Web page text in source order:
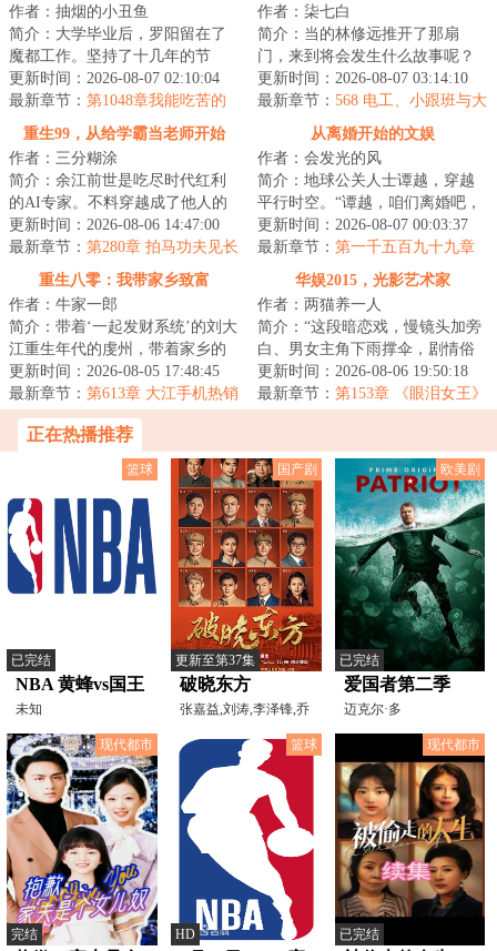
作者：抽烟的小丑鱼
简介：大学毕业后，罗阳留在了
魔都工作。坚持了十几年的节
奏，用大肚腩和掉头发的代价换
来了月薪两三万的...
更新时间：2026-08-07 02:10:04
最新章节： 第1048章我能吃苦的
作者：柒七白
简介：当的林修远推开了那扇
门，来到将会发生什么故事呢？
那么……过去的Jessica将会未来的
郑秀妍开始对...
更新时间：2026-08-07 03:14:10
最新章节： 568 电工、小跟班与大
柚子（求订阅求月票）
重生99，从给学霸当老师开始
作者：三分糊涂
简介：余江前世是吃尽时代红利
的AI专家。不料穿越成了他人的
接盘侠。全家打工，独自留守，
中专在读。他满...
更新时间：2026-08-06 14:47:00
最新章节： 第280章 拍马功夫见长
从离婚开始的文娱
作者：会发光的风
简介：地球公关人士谭越，穿越
平行时空。“谭越，咱们离婚吧，
我意已决，不用再求我了。”“那好
吧。”谭...
更新时间：2026-08-07 00:03:37
最新章节： 第一千五百九十九章
重生八零：我带家乡致富
作者：牛家一郎
简介：带着‘一起发财系统’的刘大
江重生年代的虔州，带着家乡的
老表们从种银耳、养猪开始到慢
慢的造家电...
更新时间：2026-08-05 17:48:45
最新章节： 第613章 大江手机热销
华娱2015，光影艺术家
作者：两猫养一人
简介：“这段暗恋戏，慢镜头加旁
白、男女主角下雨撑伞，剧情俗
套，节奏也稀烂。虽然是流量偶
像片剧，手艺...
更新时间：2026-08-06 19:50:18
最新章节： 第153章 《眼泪女王》
正在热播推荐
篮球
已完结
NBA 黄蜂vs国王
20250225
未知
国产剧
更新至第37集
破晓东方
张嘉益,刘涛,李泽锋,乔
振宇,冯绍峰,颖儿,童
欧美剧
已完结
爱国者第二季
迈克尔·多
曼,AlietteOpheim,特瑞·
现代都市
完结
篮球
HD
现代都市
已完结